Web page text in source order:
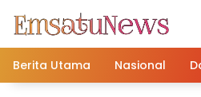
konten
Berita Utama
Nasional